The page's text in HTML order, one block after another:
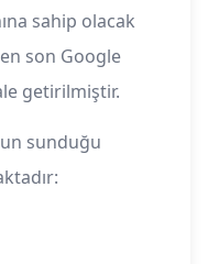
sahip olacak
son Google
getirilmiştir.
sunduğu